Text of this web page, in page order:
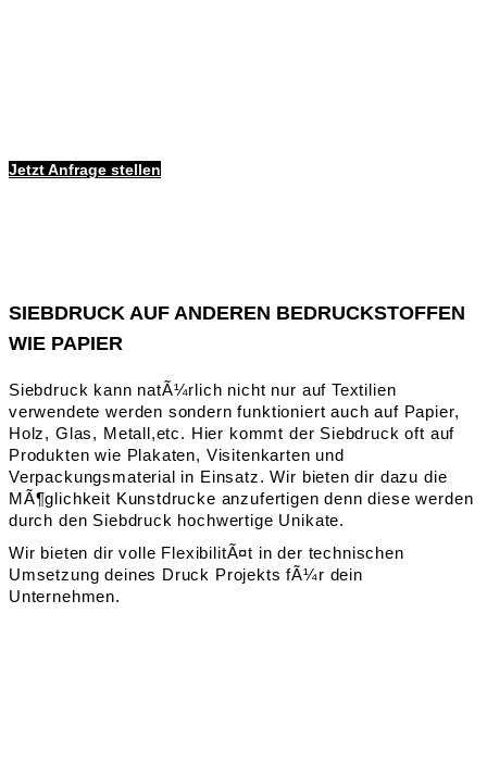
Jetzt Anfrage stellen
SIEBDRUCK AUF ANDEREN BEDRUCKSTOFFEN
WIE PAPIER
Siebdruck kann natÃ¼rlich nicht nur auf Textilien
verwendete werden sondern funktioniert auch auf Papier,
Holz, Glas, Metall,etc. Hier kommt der Siebdruck oft auf
Produkten wie Plakaten, Visitenkarten und
Verpackungsmaterial in Einsatz. Wir bieten dir dazu die
MÃ¶glichkeit Kunstdrucke anzufertigen denn diese werden
durch den Siebdruck hochwertige Unikate.
Wir bieten dir volle FlexibilitÃ¤t in der technischen
Umsetzung deines Druck Projekts fÃ¼r dein
Unternehmen.